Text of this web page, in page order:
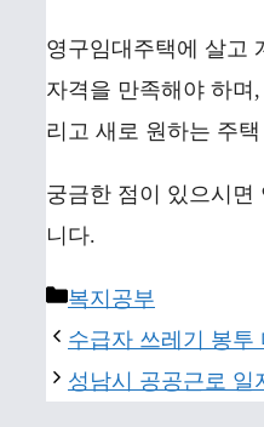
영구임대주택에 살고
자격을 만족해야 하며
리고 새로 원하는 주
궁금한 점이 있으시
니다.
Categories
복지공부
수급자 쓰레기 봉투
성남시 공공근로 일